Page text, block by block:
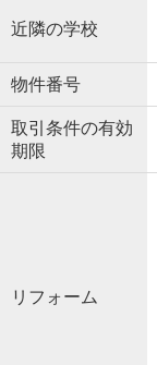
近隣の学校
物件番号
取引条件の有効
期限
リフォーム